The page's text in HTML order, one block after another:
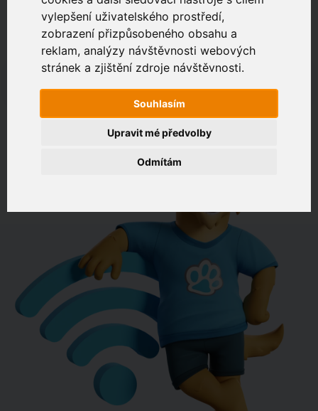
vylepšení uživatelského prostředí,
zobrazení přizpůsobeného obsahu a
reklam, analýzy návštěvnosti webových
stránek a zjištění zdroje návštěvnosti.
Souhlasím
Odmítám
Upravit mé předvolby
Zákaznický portál
Jak rychlé je připojení na vaší adrese?